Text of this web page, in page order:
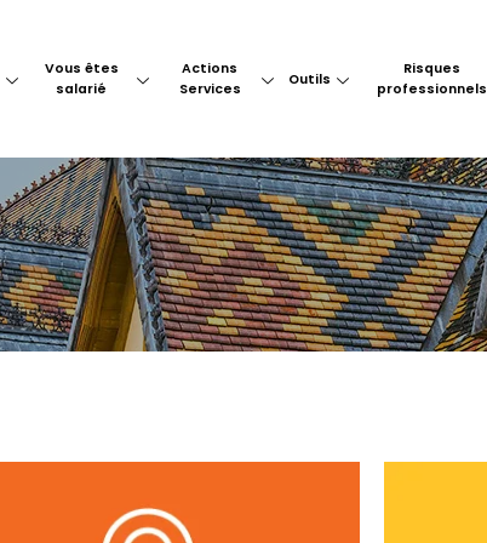
Vous êtes
salarié
Actions
Services
Outils
Risques
professionnels